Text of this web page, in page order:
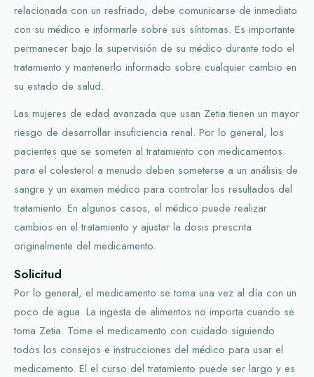
relacionada con un resfriado, debe comunicarse de inmediato
con su médico e informarle sobre sus síntomas. Es importante
permanecer bajo la supervisión de su médico durante todo el
tratamiento y mantenerlo informado sobre cualquier cambio en
su estado de salud.
Las mujeres de edad avanzada que usan Zetia tienen un mayor
riesgo de desarrollar insuficiencia renal. Por lo general, los
pacientes que se someten al tratamiento con medicamentos
para el colesterol a menudo deben someterse a un análisis de
sangre y un examen médico para controlar los resultados del
tratamiento. En algunos casos, el médico puede realizar
cambios en el tratamiento y ajustar la dosis prescrita
originalmente del medicamento.
Solicitud
Por lo general, el medicamento se toma una vez al día con un
poco de agua. La ingesta de alimentos no importa cuando se
toma Zetia. Tome el medicamento con cuidado siguiendo
todos los consejos e instrucciones del médico para usar el
medicamento. El el curso del tratamiento puede ser largo y es